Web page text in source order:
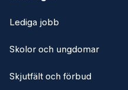
Lediga jobb
Skolor och ungdomar
Skjutfält och förbud